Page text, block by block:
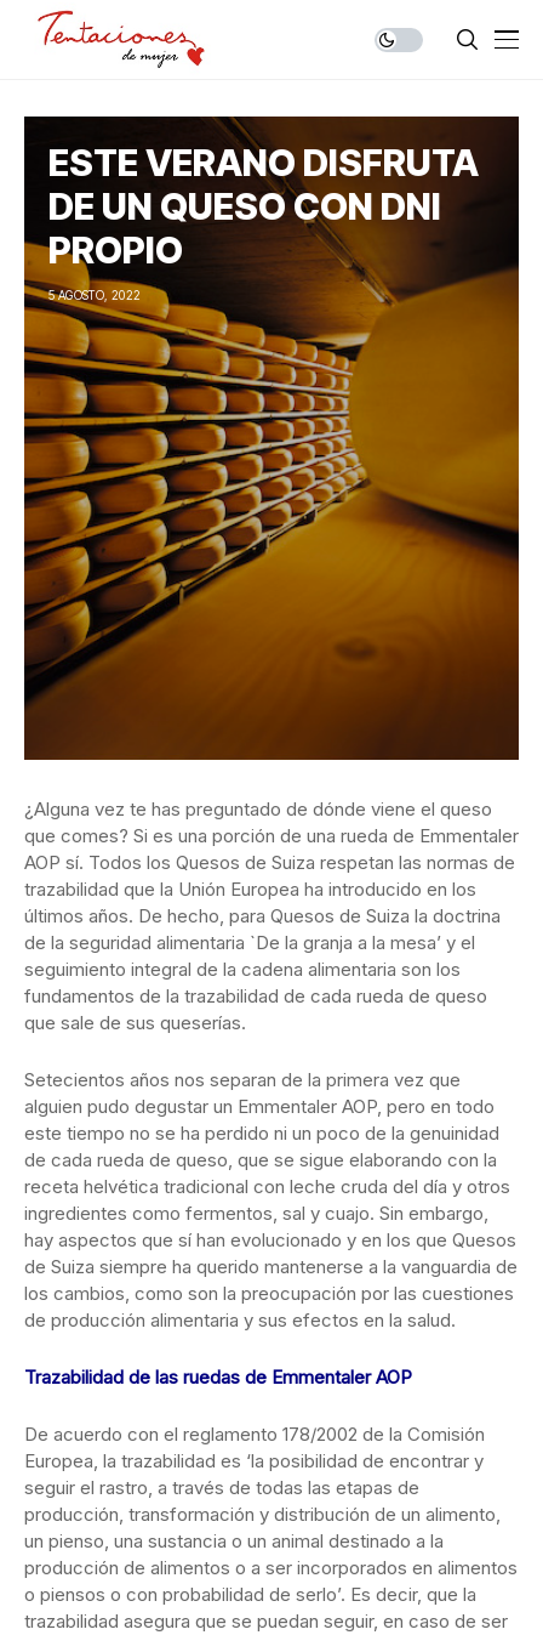
ESTE VERANO DISFRUTA
DE UN QUESO CON DNI
PROPIO
5 AGOSTO, 2022
¿Alguna vez te has preguntado de dónde viene el queso
que comes? Si es una porción de una rueda de Emmentaler
AOP sí. Todos los Quesos de Suiza respetan las normas de
trazabilidad que la Unión Europea ha introducido en los
últimos años. De hecho, para Quesos de Suiza la doctrina
de la seguridad alimentaria `De la granja a la mesa’ y el
seguimiento integral de la cadena alimentaria son los
fundamentos de la trazabilidad de cada rueda de queso
que sale de sus queserías.
Setecientos años nos separan de la primera vez que
alguien pudo degustar un Emmentaler AOP, pero en todo
este tiempo no se ha perdido ni un poco de la genuinidad
de cada rueda de queso, que se sigue elaborando con la
receta helvética tradicional con leche cruda del día y otros
ingredientes como fermentos, sal y cuajo. Sin embargo,
hay aspectos que sí han evolucionado y en los que Quesos
de Suiza siempre ha querido mantenerse a la vanguardia de
los cambios, como son la preocupación por las cuestiones
de producción alimentaria y sus efectos en la salud.
Trazabilidad de las ruedas de Emmentaler AOP
De acuerdo con el reglamento 178/2002 de la Comisión
Europea, la trazabilidad es ‘la posibilidad de encontrar y
seguir el rastro, a través de todas las etapas de
producción, transformación y distribución de un alimento,
un pienso, una sustancia o un animal destinado a la
producción de alimentos o a ser incorporados en alimentos
o piensos o con probabilidad de serlo’. Es decir, que la
trazabilidad asegura que se puedan seguir, en caso de ser